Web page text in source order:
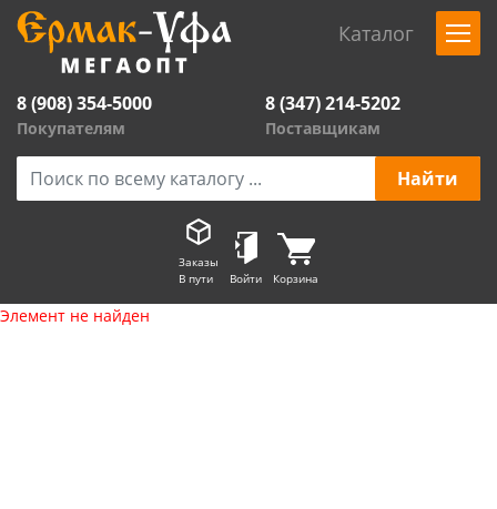
Каталог
8 (908) 354-5000
Покупателям
8 (347) 214-5202
Поставщикам
Заказы
В пути
Войти Корзина
Элемент не найден